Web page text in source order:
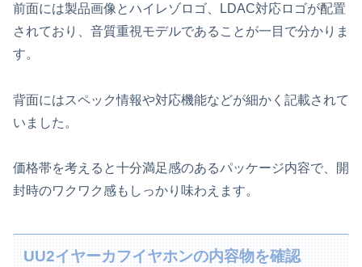
前面には製品画像とハイレゾロゴ、LDAC対応ロゴが配置
されており、音質重視モデルであることが一目で分かりま
す。
背面にはスペック情報や対応機能などが細かく記載されて
いました。
価格帯を考えると十分満足感のあるパッケージ内容で、開
封時のワクワク感もしっかり味わえます。
UU2イヤーカフイヤホンの内容物を確認